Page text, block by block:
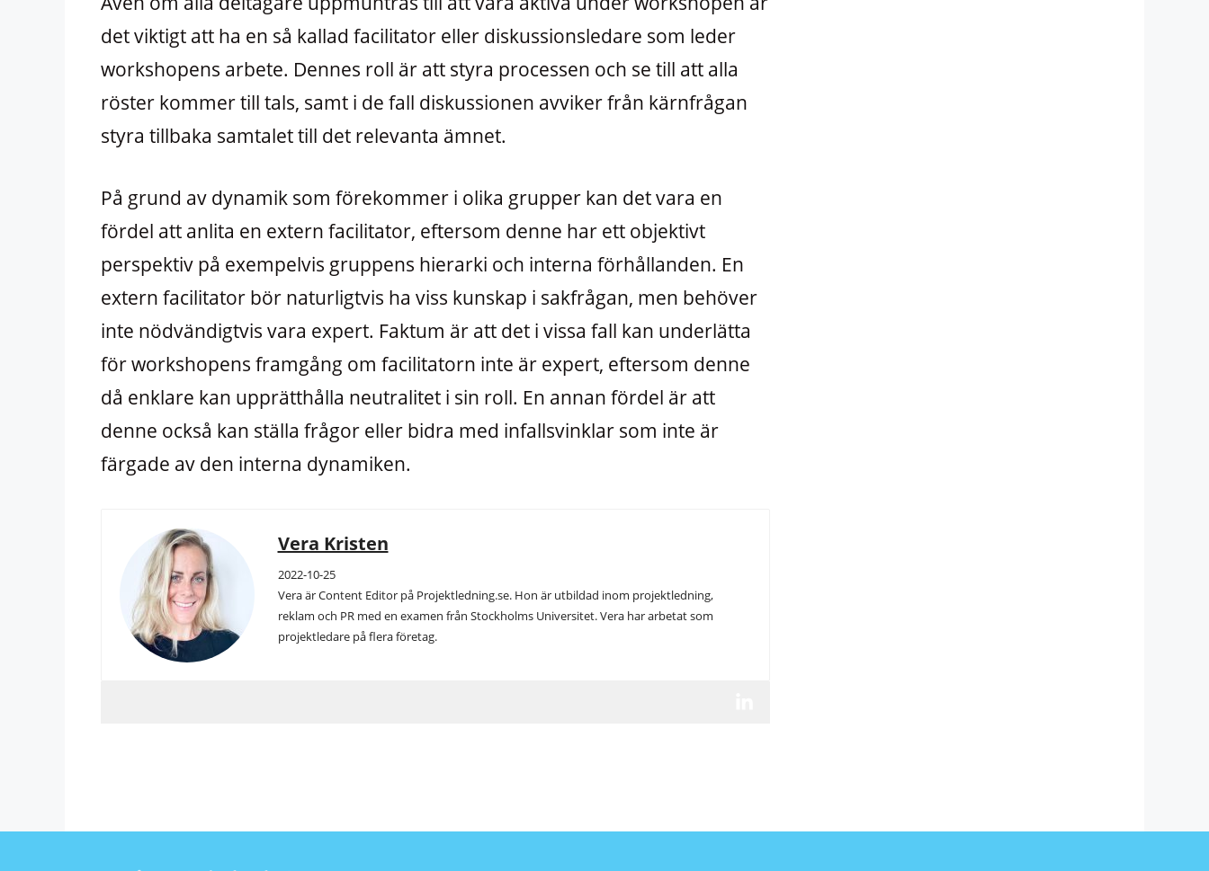
det viktigt att ha en så kallad facilitator eller diskussionsledare som leder
workshopens arbete. Dennes roll är att styra processen och se till att alla
röster kommer till tals, samt i de fall diskussionen avviker från kärnfrågan
styra tillbaka samtalet till det relevanta ämnet.
På grund av dynamik som förekommer i olika grupper kan det vara en
fördel att anlita en extern facilitator, eftersom denne har ett objektivt
perspektiv på exempelvis gruppens hierarki och interna förhållanden. En
extern facilitator bör naturligtvis ha viss kunskap i sakfrågan, men behöver
inte nödvändigtvis vara expert. Faktum är att det i vissa fall kan underlätta
för workshopens framgång om facilitatorn inte är expert, eftersom denne
då enklare kan upprätthålla neutralitet i sin roll. En annan fördel är att
denne också kan ställa frågor eller bidra med infallsvinklar som inte är
färgade av den interna dynamiken.
Vera Kristen
2022-10-25
Vera är Content Editor på Projektledning.se. Hon är utbildad inom projektledning,
reklam och PR med en examen från Stockholms Universitet. Vera har arbetat som
projektledare på flera företag.